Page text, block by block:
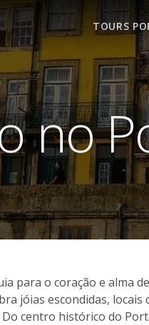
TOURS
no
para o coração e alma
jóias escondidas,
centro histórico do